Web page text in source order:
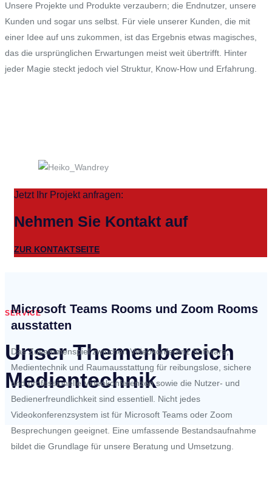
Unsere Projekte und Produkte verzaubern; die Endnutzer, unsere
Kunden und sogar uns selbst. Für viele unserer Kunden, die mit
einer Idee auf uns zukommen, ist das Ergebnis etwas magisches,
das die ursprünglichen Erwartungen meist weit übertrifft. Hinter
jeder Magie steckt jedoch viel Struktur, Know-How und Erfahrung.
Jetzt Ihr Projekt anfragen:
Nehmen Sie Kontakt auf
ZUR KONTAKTSEITE
SERVICE
Unser Themenbereich
Medientechnik
Microsoft Teams Rooms und Zoom Rooms
ausstatten
Das Zusammenspiel zwischen Videokonferenz Software,
Medientechnik und Raumausstattung für reibungslose, sichere
und professionelle Videokonferenzen sowie die Nutzer- und
Bedienerfreundlichkeit sind essentiell. Nicht jedes
Videokonferenzsystem ist für Microsoft Teams oder Zoom
Besprechungen geeignet. Eine umfassende Bestandsaufnahme
bildet die Grundlage für unsere Beratung und Umsetzung.